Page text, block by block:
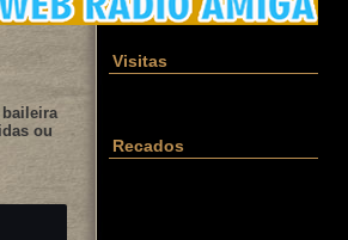
ou
Visitas
Recados